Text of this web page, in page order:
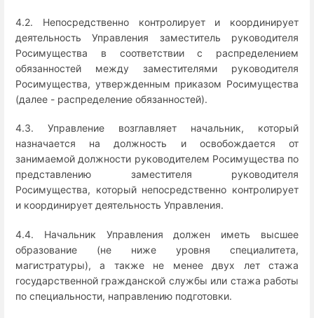
4.2. Непосредственно контролирует и координирует
деятельность Управления заместитель руководителя
Росимущества в соответствии с распределением
обязанностей между заместителями руководителя
Росимущества, утвержденным приказом Росимущества
(далее - распределение обязанностей).
4.3. Управление возглавляет начальник, который
назначается на должность и освобождается от
занимаемой должности руководителем Росимущества по
представлению заместителя руководителя
Росимущества, который непосредственно контролирует
и координирует деятельность Управления.
4.4. Начальник Управления должен иметь высшее
образование (не ниже уровня специалитета,
магистратуры), а также не менее двух лет стажа
государственной гражданской службы или стажа работы
по специальности, направлению подготовки.